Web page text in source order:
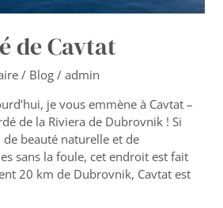
de Cavtat
/ Blog /admin
je vous emmène à Cavtat –
de la Riviera de Dubrovnik ! Si
beauté naturelle et de
sans la foule, cet endroit est fait
20 km de Dubrovnik, Cavtat est